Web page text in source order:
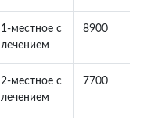
1-местное с
лечением
8900
2-местное с
лечением
7700